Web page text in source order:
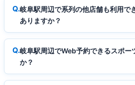
岐阜駅周辺で系列の他店舗も利用で
ありますか？
岐阜駅周辺でWeb予約できるスポー
か？